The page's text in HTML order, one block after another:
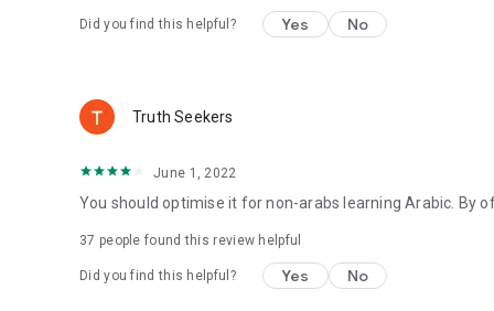
والتطبيق ممتع وجميل لتعليم الأطفال القراءة وتعليم الكتابة
أفضل محاولاتك لاستثمار تعلق الطفل بالهاتف، فتطبيق تعليم
الكريم واللغة الإنجليزية من بين العديد من الخيارات في
Did you find this helpful? Yes No
Truth Seekers
June 1, 2022
You should optimise it for non-arabs learning Arabic. By
37 people found this review helpful
Did you find this helpful? Yes No